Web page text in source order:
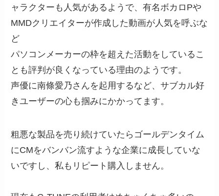
ャラクターも人気があるようで、有名ボカロPや
MMDクリエイターが作成した動画が人気を呼ぶな
ど
パソコンメーカーの枠を超えた活動をしているこ
とも評判が良くなっている理由のようです。
声優に南條愛乃さんを起用するなど、サブカル好
きユーザーの心も掴みにかかってます。
粗悪な製品を売り続けていたらゴールデンタイム
にCMをバンバン流すような企業に成長していな
いですし、私もリピート購入しません。